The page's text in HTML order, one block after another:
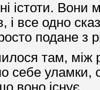
Вони
і все одно
подане з
там, між
себе
воно існує.